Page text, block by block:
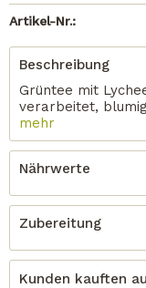
Artikel-Nr.:
Beschreibung
Grüntee mit
verarbeitet,
mehr
Nährwerte
Zubereitung
Kunden kauften